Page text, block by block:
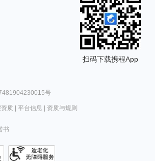
扫码下载携程App
号
质| 平台信息 资质与规则
书